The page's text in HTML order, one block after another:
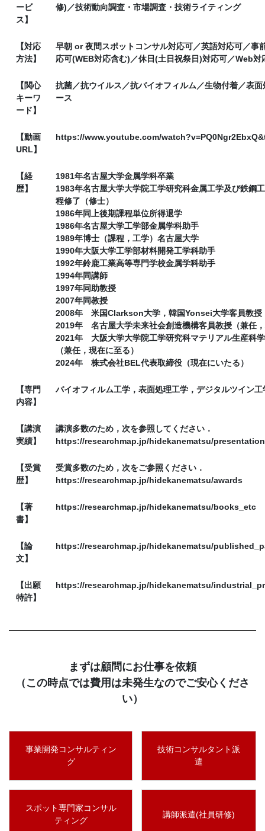
ービ
ス】
修)／技術動向調査・市場調査・技術ライティング
【対応
方法】
早朝 or 夜間スポットコンサル対応可／英語対応可／事
応可(WEB対応含む)／休日(土日祝祭日)対応可／Web対
【関心
キーワ
ード】
抗菌／抗ウイルス／抗バイオフィルム／生物付着／表
ース
【動画
URL】
https://www.youtube.com/
【経
歴】
1981年名古屋大学金属学科卒業
1983年名古屋大学大学院工学研究科金属工学及び鉄鋼
程修了（修士）
1986年同上後期課程単位所得退学
1986年名古屋大学工学部金属学科助手
1989年博士（課程，工学）名古屋大学
1990年大阪大学工学部材料開発工学科助手
1992年鈴鹿工業高等専門学校金属学科助手
1994年同講師
1997年同助教授
2007年同教授
2008年 米国Clarkson大学，韓国Yonsei大学客員教授
2019年 名古屋大学未来社会創造機構客員教授（兼任
2021年 大阪大学大学院工学研究科マテリアル生産科
（兼任，現在に至る）
2024年 株式会社BEL代表取締役（現在にいたる）
【専門
内容】
バイオフィルム工学，表面処理工学，デジタルツイン工
【講演
実績】
講演多数のため，次を参照してください．
https://researchmap.jp/hidekanematsu/
【受賞
歴】
受賞多数のため，次をご参照ください．
https://researchmap.jp/hidekanematsu/awards
【著
書】
https://researchmap.jp/hidekanematsu/books_etc
【論
文】
https://researchmap.jp/hidekanematsu/
【出願
特許】
https://researchmap.jp/hidekanematsu/
まずは顧問にお仕事を依頼
（この時点では費用は未発生なのでご安心くださ
い）
事業開発コンサルティン
グ
技術コンサルタント派
遣
スポット専門家コンサル
ティング
講師派遣(社員研修)